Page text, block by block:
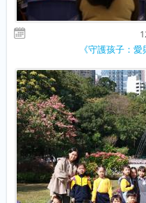
《守護孩子：